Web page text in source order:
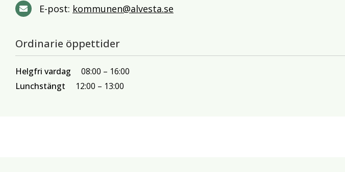
E-post: kommunen@alvesta.se
Ordinarie öppettider
Helgfri vardag 08:00
16:00
Lunchstängt
12:00 13:00